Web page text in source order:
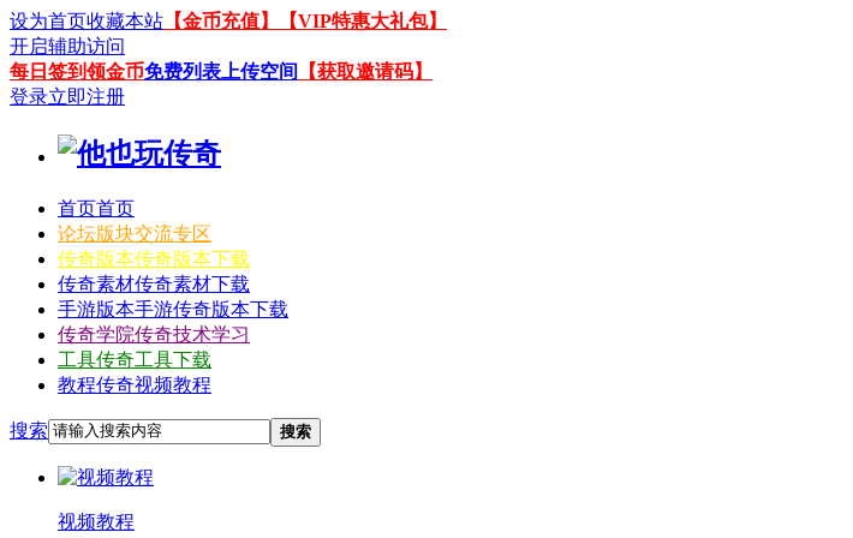
设为首页收藏本站 【金币充值】
【VIP特惠大礼包】
开启辅助访问
每日签到领金币免费列表上传空间
【获取邀请码】
登录立即注册
首页首页
论坛版块交流专区
传奇版本传奇版本下载
传奇素材传奇素材下载
手游版本手游传奇版本下载
传奇学院传奇技术学习
工具传奇工具下载
教程传奇视频教程
搜索 搜索
视频教程